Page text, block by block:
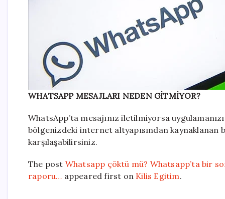
WHATSAPP MESAJLARI NEDEN GİTMİYOR?
WhatsApp’ta mesajınız iletilmiyorsa
bölgenizdeki internet altyapısından kaynaklanan
karşılaşabilirsiniz.
The post Whatsapp çöktü mü? Whatsapp’ta bir
raporu… appeared first on Kilis Egitim.